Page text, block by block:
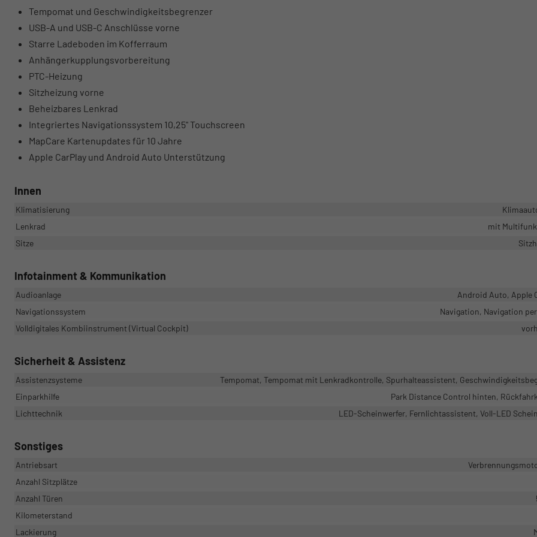
Tempomat und Geschwindigkeitsbegrenzer
USB-A und USB-C Anschlüsse vorne
Starre Ladeboden im Kofferraum
Anhängerkupplungsvorbereitung
PTC-Heizung
Sitzheizung vorne
Beheizbares Lenkrad
Integriertes Navigationssystem 10,25" Touchscreen
MapCare Kartenupdates für 10 Jahre
Apple CarPlay und Android Auto Unterstützung
Innen
Klimatisierung
Lenkrad
mit
Sitze
Infotainment & Kommunikation
Audioanlage
Android Auto, Apple
Navigationssystem
Navigation, Navigation
Volldigitales Kombiinstrument (Virtual Cockpit)
Sicherheit & Assistenz
Assistenzsysteme
Tempomat, Tempomat mit Lenkradkontrolle, Spurhalteassistent,
Einparkhilfe
Park Distance Control hinten,
Lichttechnik
LED-Scheinwerfer, Fernlichtassistent, Voll-LED
Sonstiges
Antriebsart
Anzahl Sitzplätze
Anzahl Türen
Kilometerstand
Lackierung